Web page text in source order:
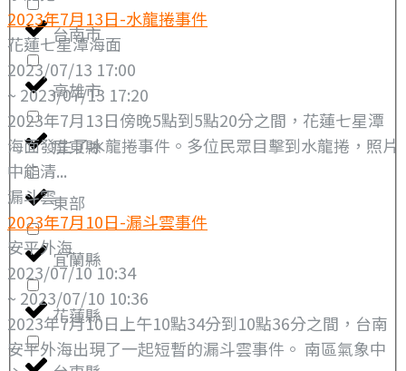
台南市
高雄市
屏東縣
東部
宜蘭縣
花蓮縣
2023年7月13日-水龍捲事件
花蓮七星潭海面
2023/07/13 17:00
~ 2023/07/13 17:20
2023年7月13日傍晚5點到5點20分之間，花蓮七星潭
海面發生了水龍捲事件。多位民眾目擊到水龍捲，照片
中能清...
漏斗雲
2023年7月10日-漏斗雲事件
安平外海
2023/07/10 10:34
~ 2023/07/10 10:36
2023年7月10日上午10點34分到10點36分之間，台南
安平外海出現了一起短暫的漏斗雲事件。 南區氣象中